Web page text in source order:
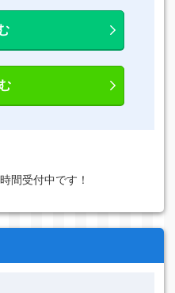
間受付中です！